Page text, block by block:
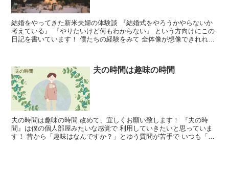
結婚をやってきた新米夫婦の体験談 『結婚式をやろうかやらないか
考えている』 『やりたいけど何もわからない』 という方向けにこの
日記を書いています！ 僕たちの経験をみて 全体像が想像できれれば
夫の時間 夫の時間は趣味の時間
夫の時間は趣味の時間 改めて、宜しくお願い致します！ 『夫の時
間』は僕の個人部屋みたいな感覚で 利用していきたいと思っていま
す！ 昔から「趣味はなんですか？」とゆう質問が苦手で いつも「映